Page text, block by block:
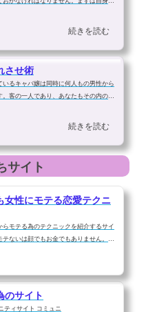
始まりません。お気に入りのキャバ嬢が
続きを読む
させ術
るキャバ嬢は同時に何人もの男性から
。客の一人であり、あなたもその内の一
口説いてもあなたを選ぶ確率はかなり低
続きを読む
サイト
女性にモテる恋愛テクニ
らモテる為のテクニックを紹介するサイ
テないは顔でもお金でもありません。も
のサイト
ティサイト コミュニ